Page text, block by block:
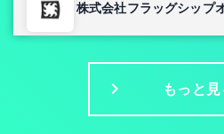
株式会社フラッグシップ
もっと見